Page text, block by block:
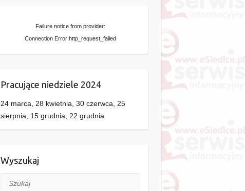
Failure notice from provider:
Connection Error:http_request_failed
Pracujące niedziele 2024
24 marca, 28 kwietnia, 30 czerwca, 25
sierpnia, 15 grudnia, 22 grudnia
Wyszukaj
Szukaj